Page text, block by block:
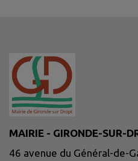
MAIRIE - GIRONDE-SUR-
46 avenue du Général-de-